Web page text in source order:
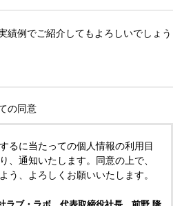
績例でご紹介してもよろしいでしょう
の同意
るに当たっての個人情報の利用目
、通知いたします。同意の上で、
う、よろしくお願いいたします。